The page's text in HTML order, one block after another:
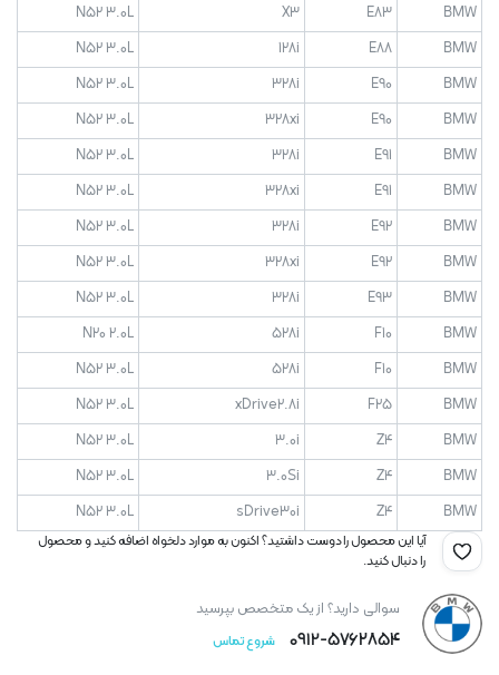
BMW
E83
X3
N52 3.0L
BMW
E88
128i
N52 3.0L
BMW
E90
328i
N52 3.0L
BMW
E90
328xi
N52 3.0L
BMW
E91
328i
N52 3.0L
BMW
E91
328xi
N52 3.0L
BMW
E92
328i
N52 3.0L
BMW
E92
328xi
N52 3.0L
BMW
E93
328i
N52 3.0L
BMW
F10
528i
N20 2.0L
BMW
F10
528i
N52 3.0L
BMW
F25
xDrive2.8i
N52 3.0L
BMW
Z4
3.0i
N52 3.0L
BMW
Z4
3.0Si
N52 3.0L
BMW
Z4
sDrive30i
N52 3.0L
آیا این محصول را دوست داشتید؟ اکنون به موارد دلخواه اضافه کنید و محصول
را دنبال کنید.
سوالی دارید؟ از یک متخصص بپرسید
0912-۵۷۶۲۸۵۴ شروع تماس